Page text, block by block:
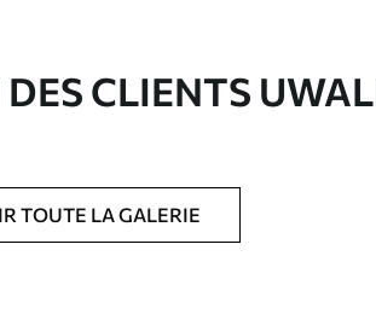
CLIENTS
TOUTE LA GALERIE